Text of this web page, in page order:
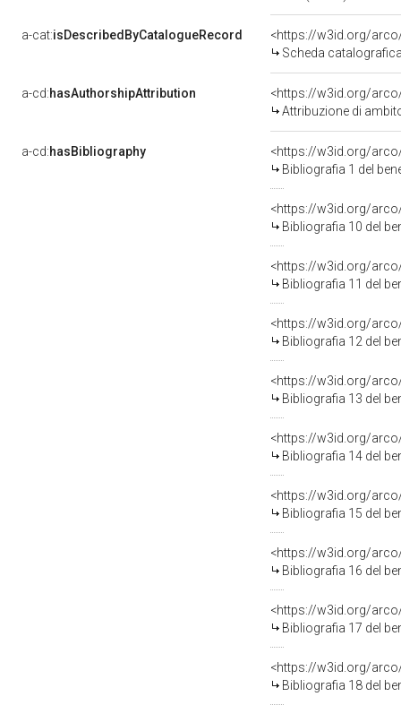
a-cat:isDescribedByCatalogueRecord
<https://w3id.org/
Scheda
a-cd:hasAuthorshipAttribution
Attribuzione di
a-cd:hasBibliography
<https://w3id.org/
Bibliografia 1 del
<https://w3id.org/
Bibliografia 10 del
<https://w3id.org/
Bibliografia 11 del
<https://w3id.org/
Bibliografia 12 del
<https://w3id.org/
Bibliografia 13 del
<https://w3id.org/
Bibliografia 14 del
<https://w3id.org/
Bibliografia 15 del
<https://w3id.org/
Bibliografia 16 del
<https://w3id.org/
Bibliografia 17 del
<https://w3id.org/
Bibliografia 18 del